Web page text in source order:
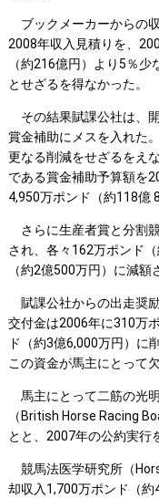
ブックメーカーからの
2008年収入見積りを、
（約216億円）より5％少
とせざるを得なかった。
その結果賦課公社は、
賞金補助にメスを入れた
更なる削減をせざるをえ
である賞金補助予算額を
4,950万ポンド（約118億
さらに生産者賞と分割
され、各々162万ポンド
（約2億500万円）に減額
賦課公社からの出走奨
交付金は2006年に310万
ド（約3億6,000万円）に
この資金が馬主にとって
馬主にとって二筋の光
（British Horse Racing
とと、2007年の公約実行
競馬法医学研究所（
却収入1,700万ポンド（